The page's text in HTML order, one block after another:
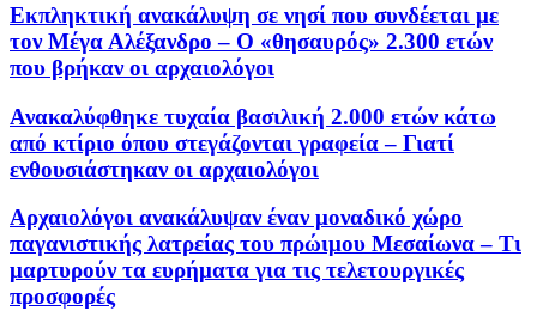
Εκπληκτική ανακάλυψη σε νησί που συνδέεται με
τον Μέγα Αλέξανδρο – Ο «θησαυρός» 2.300 ετών
που βρήκαν οι αρχαιολόγοι
Ανακαλύφθηκε τυχαία βασιλική 2.000 ετών κάτω
από κτίριο όπου στεγάζονται γραφεία – Γιατί
ενθουσιάστηκαν οι αρχαιολόγοι
Αρχαιολόγοι ανακάλυψαν έναν μοναδικό χώρο
παγανιστικής λατρείας του πρώιμου Μεσαίωνα – Τι
μαρτυρούν τα ευρήματα για τις τελετουργικές
προσφορές